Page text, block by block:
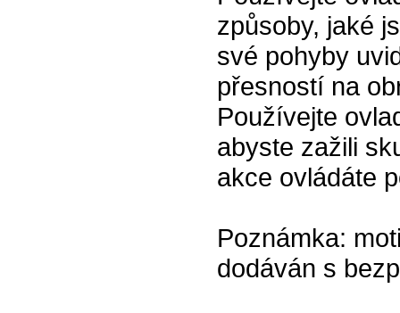
způsoby, jaké
své pohyby
přesností na
Používejte
abyste zažili
akce ovládáte
Poznámka:
dodáván s